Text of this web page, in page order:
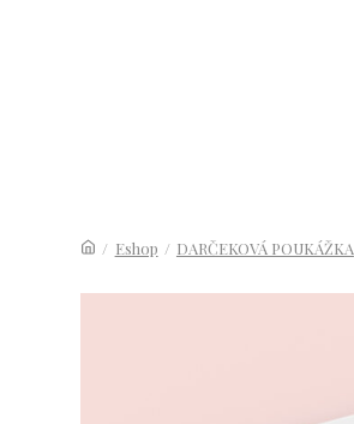
/ Eshop / DARČEKOVÁ POUKÁŽKA